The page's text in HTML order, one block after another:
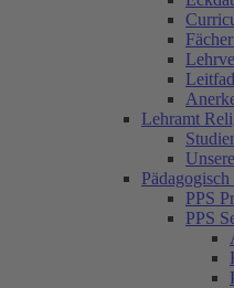
Lehramt
PPS
PPS